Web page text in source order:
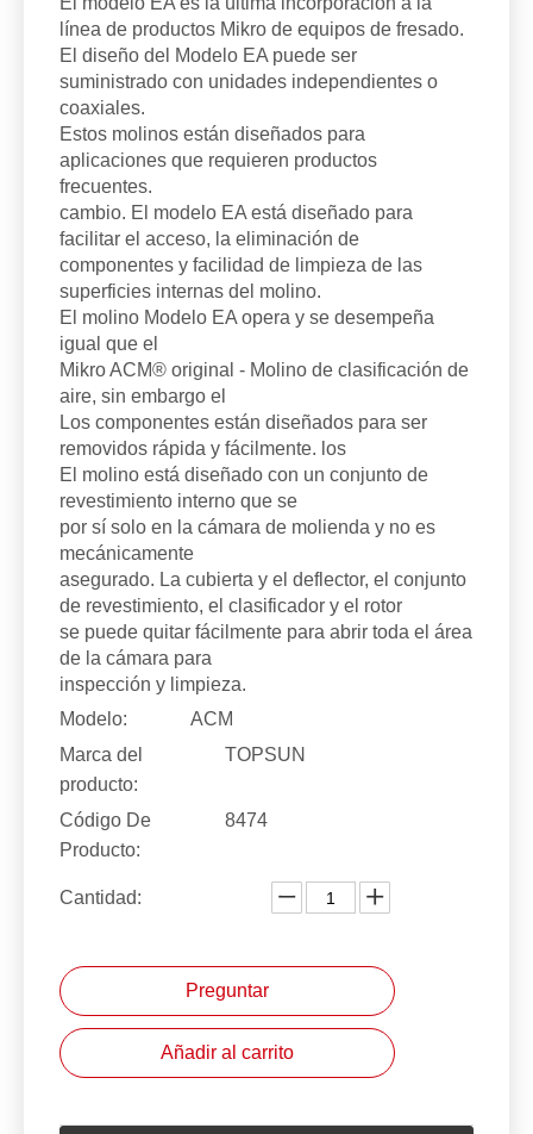
línea de productos Mikro de equipos de fresado.
El diseño del Modelo EA puede ser
suministrado con unidades independientes o
coaxiales.
Estos molinos están diseñados para
aplicaciones que requieren productos
frecuentes.
cambio. El modelo EA está diseñado para
facilitar el acceso, la eliminación de
componentes y facilidad de limpieza de las
superficies internas del molino.
El molino Modelo EA opera y se desempeña
igual que el
Mikro ACM® original - Molino de clasificación de
aire, sin embargo el
Los componentes están diseñados para ser
removidos rápida y fácilmente. los
El molino está diseñado con un conjunto de
revestimiento interno que se
por sí solo en la cámara de molienda y no es
mecánicamente
asegurado. La cubierta y el deflector, el conjunto
de revestimiento, el clasificador y el rotor
se puede quitar fácilmente para abrir toda el área
de la cámara para
inspección y limpieza.
Modelo:
ACM
Marca del
producto:
TOPSUN
Código De
Producto:
8474
Cantidad:
Preguntar
Añadir al carrito